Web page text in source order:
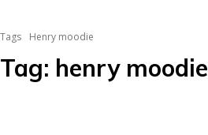
Tags Henry moodie
Tag: henry moodie